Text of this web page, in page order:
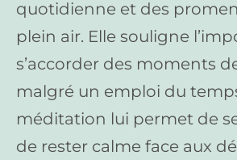
quotidienne et des
plein air. Elle souligne
s’accorder des moments
malgré un emploi du
méditation lui permet de
de rester calme face aux